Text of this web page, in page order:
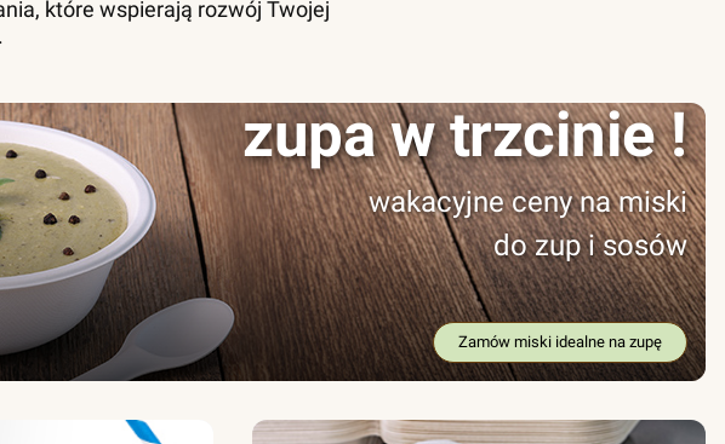
które wspierają rozwój Twojej
zupa w trzcinie !
wakacyjne ceny na miski
do zup i sosów
Zamów miski idealne na zupę